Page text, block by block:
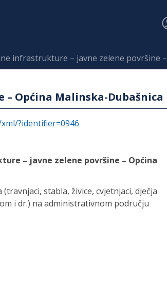
– javne zelene površine – Općina Malinska-Dubašnica
Općina Malinska-Dubašnica
?identifier=0946
– javne zelene površine – Općina
stabla, živice, cvjetnjaci, dječja
i dr.) na administrativnom području